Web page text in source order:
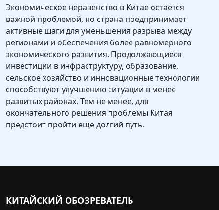
Экономическое неравенство в Китае остается
важной проблемой, но страна предпринимает
активные шаги для уменьшения разрыва между
регионами и обеспечения более равномерного
экономического развития. Продолжающиеся
инвестиции в инфраструктуру, образование,
сельское хозяйство и инновационные технологии
способствуют улучшению ситуации в менее
развитых районах. Тем не менее, для
окончательного решения проблемы Китая
предстоит пройти еще долгий путь.
КИТАЙСКИЙ ОБОЗРЕВАТЕЛЬ